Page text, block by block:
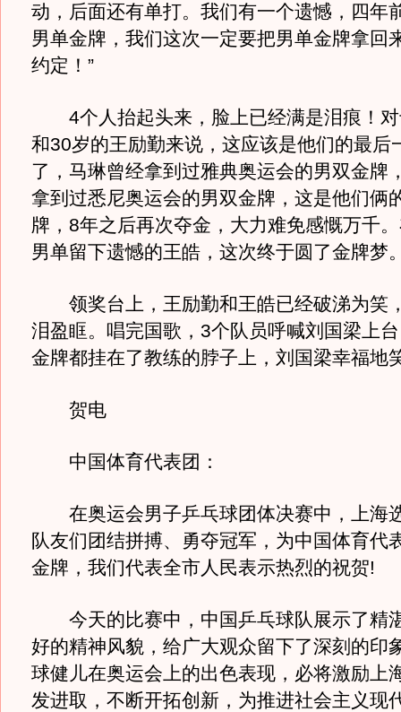
动，后面还有单打。我们有一个遗憾，四年
男单金牌，我们这次一定要把男单金牌拿回
约定！”
4个人抬起头来，脸上已经满是泪痕！对
和30岁的王励勤来说，这应该是他们的最后
了，马琳曾经拿到过雅典奥运会的男双金牌
拿到过悉尼奥运会的男双金牌，这是他们俩
牌，8年之后再次夺金，大力难免感慨万千
男单留下遗憾的王皓，这次终于圆了金牌梦
领奖台上，王励勤和王皓已经破涕为笑
泪盈眶。唱完国歌，3个队员呼喊刘国梁上
金牌都挂在了教练的脖子上，刘国梁幸福
贺电
中国体育代表团：
在奥运会男子乒乓球团体决赛中，上海
队友们团结拼搏、勇夺冠军，为中国体育代
金牌，我们代表全市人民表示热烈的祝贺!
今天的比赛中，中国乒乓球队展示了精
好的精神风貌，给广大观众留下了深刻的印
球健儿在奥运会上的出色表现，必将激励上
发进取，不断开拓创新，为推进社会主义现